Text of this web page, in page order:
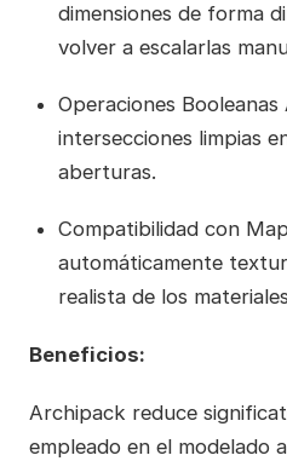
dimensiones de forma
volver a escalarlas
Operaciones
intersecciones limpias
aberturas.
Compatibilidad con
automáticamente
realista de los
Beneficios:
Archipack reduce
empleado en el modelado